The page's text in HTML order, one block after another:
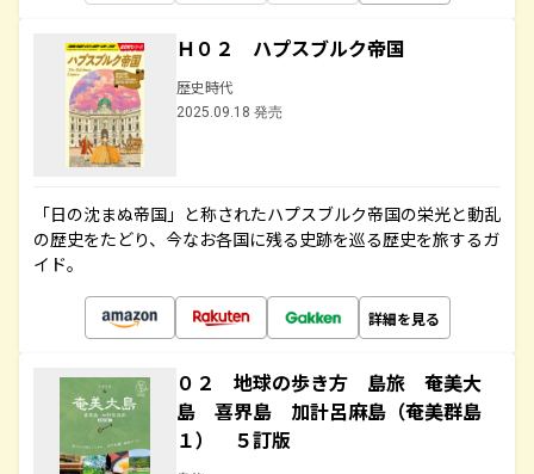
Ｈ０２ ハプスブルク帝国
歴史時代
2025.09.18 発売
「日の沈まぬ帝国」と称されたハプスブルク帝国の栄光と動乱
の歴史をたどり、今なお各国に残る史跡を巡る歴史を旅するガ
イド。
詳細を見る
０２ 地球の歩き方 島旅 奄美大
島 喜界島 加計呂麻島（奄美群島
１） ５訂版